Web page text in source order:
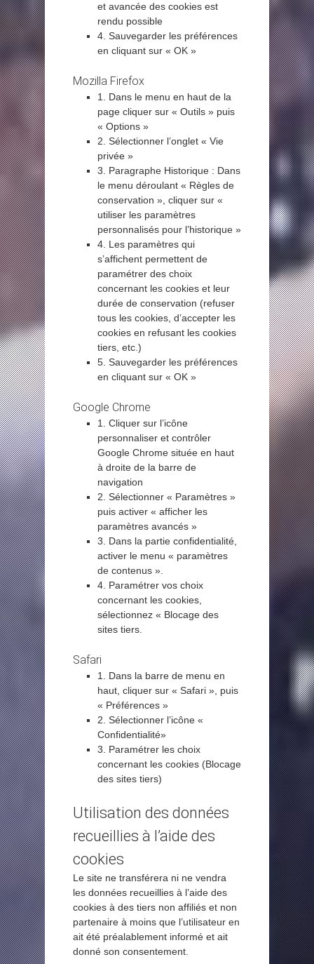
et avancée des cookies est
rendu possible
4. Sauvegarder les préférences
en cliquant sur « OK »
Mozilla Firefox
1. Dans le menu en haut de la
page cliquer sur « Outils » puis
« Options »
2. Sélectionner l’onglet « Vie
privée »
3. Paragraphe Historique : Dans
le menu déroulant « Règles de
conservation », cliquer sur «
utiliser les paramètres
personnalisés pour l’historique »
4. Les paramètres qui
s’affichent permettent de
paramétrer des choix
concernant les cookies et leur
durée de conservation (refuser
tous les cookies, d’accepter les
cookies en refusant les cookies
tiers, etc.)
5. Sauvegarder les préférences
en cliquant sur « OK »
Google Chrome
1. Cliquer sur l’icône
personnaliser et contrôler
Google Chrome située en haut
à droite de la barre de
navigation
2. Sélectionner « Paramètres »
puis activer « afficher les
paramètres avancés »
3. Dans la partie confidentialité,
activer le menu « paramètres
de contenus ».
4. Paramétrer vos choix
concernant les cookies,
sélectionnez « Blocage des
sites tiers.
Safari
1. Dans la barre de menu en
haut, cliquer sur « Safari », puis
« Préférences »
2. Sélectionner l’icône «
Confidentialité»
3. Paramétrer les choix
concernant les cookies (Blocage
des sites tiers)
Utilisation des données
recueillies à l’aide des
cookies
Le site ne transférera ni ne vendra
les données recueillies à l’aide des
cookies à des tiers non affiliés et non
partenaire à moins que l’utilisateur en
ait été préalablement informé et ait
donné son consentement.